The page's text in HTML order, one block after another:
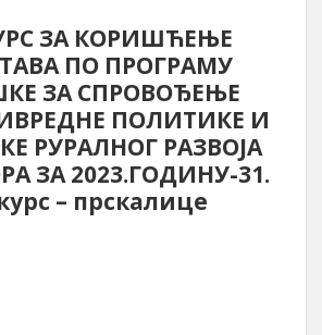
ЗА КОРИШЋЕЊЕ
ПО ПРОГРАМУ
ЗА СПРОВОЂЕЊЕ
ПОЛИТИКЕ И
РУРАЛНОГ РАЗВОЈА
ЗА 2023.ГОДИНУ-31.
– прскалице